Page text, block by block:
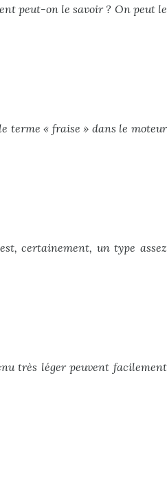
peut-on le savoir ? On peut le
terme « fraise » dans le moteur
certainement, un type assez
très léger peuvent facilement